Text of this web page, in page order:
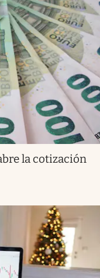
la cotización